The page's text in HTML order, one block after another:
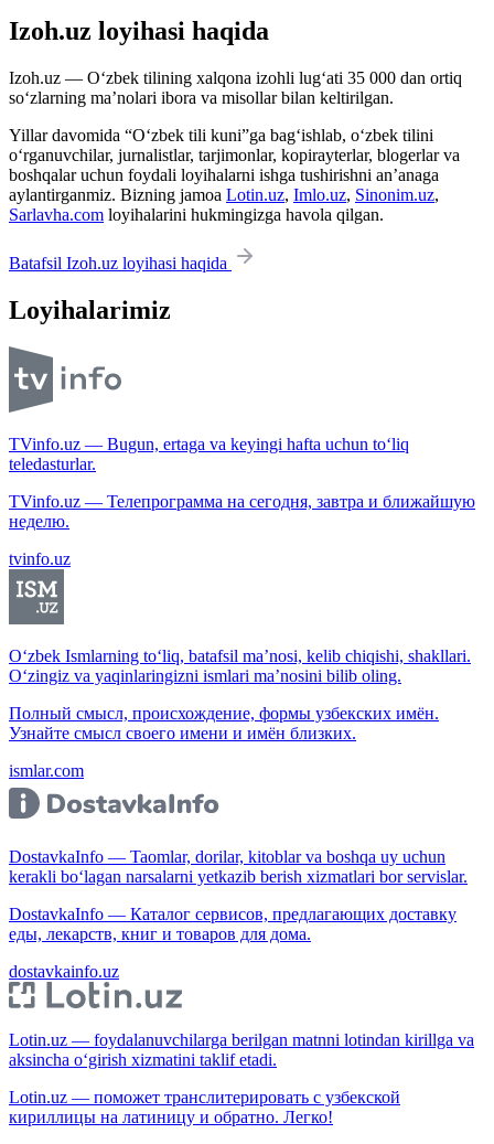
Izoh.uz loyihasi haqida
Izoh.uz — O‘zbek tilining xalqona izohli lug‘ati 35 000 dan ortiq
so‘zlarning ma’nolari ibora va misollar bilan keltirilgan.
Yillar davomida “O‘zbek tili kuni”ga bag‘ishlab, o‘zbek tilini
o‘rganuvchilar, jurnalistlar, tarjimonlar, kopirayterlar, blogerlar va
boshqalar uchun foydali loyihalarni ishga tushirishni an’anaga
aylantirganmiz. Bizning jamoa Lotin.uz, Imlo.uz, Sinonim.uz,
Sarlavha.com loyihalarini hukmingizga havola qilgan.
Batafsil Izoh.uz loyihasi haqida
Loyihalarimiz
TVinfo.uz — Bugun, ertaga va keyingi hafta uchun to‘liq
teledasturlar.
TVinfo.uz — Телепрограмма на сегодня, завтра и ближайшую
неделю.
tvinfo.uz
O‘zbek Ismlarning to‘liq, batafsil ma’nosi, kelib chiqishi, shakllari.
O‘zingiz va yaqinlaringizni ismlari ma’nosini bilib oling.
Полный смысл, происхождение, формы узбекских имён.
Узнайте смысл своего имени и имён близких.
ismlar.com
DostavkaInfo — Taomlar, dorilar, kitoblar va boshqa uy uchun
kerakli bo‘lagan narsalarni yetkazib berish xizmatlari bor servislar.
DostavkaInfo — Каталог сервисов, предлагающих доставку
еды, лекарств, книг и товаров для дома.
dostavkainfo.uz
Lotin.uz — foydalanuvchilarga berilgan matnni lotindan kirillga va
aksincha o‘girish xizmatini taklif etadi.
Lotin.uz — поможет транслитерировать с узбекской
кириллицы на латиницу и обратно. Легко!